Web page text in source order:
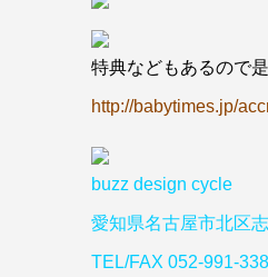
特典などもあるので
http://babytimes.jp/
buzz design cycle
愛知県名古屋市北区
TEL/FAX 052-991-